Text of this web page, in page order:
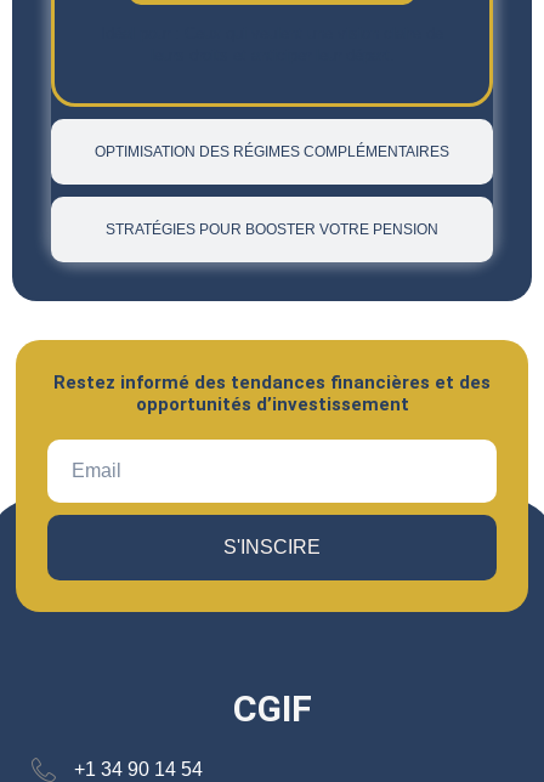
OPTIMISATION DES RÉGIMES COMPLÉMENTAIRES
STRATÉGIES POUR BOOSTER VOTRE PENSION
Restez informé des tendances financières et des
opportunités d’investissement
S'INSCIRE
CGIF
+1 34 90 14 54